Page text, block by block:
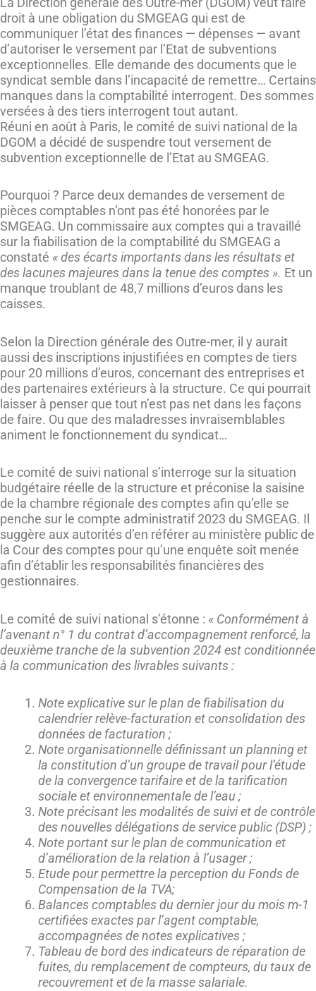
droit à une obligation du SMGEAG qui est de
communiquer l’état des finances — dépenses — avant
d’autoriser le versement par l’Etat de subventions
exceptionnelles. Elle demande des documents que le
syndicat semble dans l’incapacité de remettre… Certains
manques dans la comptabilité interrogent. Des sommes
versées à des tiers interrogent tout autant.
Réuni en août à Paris, le comité de suivi national de la
DGOM a décidé de suspendre tout versement de
subvention exceptionnelle de l’Etat au SMGEAG.
Pourquoi ? Parce deux demandes de versement de
pièces comptables n’ont pas été honorées par le
SMGEAG. Un commissaire aux comptes qui a travaillé
sur la fiabilisation de la comptabilité du SMGEAG a
constaté « des écarts importants dans les résultats et
des lacunes majeures dans la tenue des comptes ». Et un
manque troublant de 48,7 millions d’euros dans les
caisses.
Selon la Direction générale des Outre-mer, il y aurait
aussi des inscriptions injustifiées en comptes de tiers
pour 20 millions d’euros, concernant des entreprises et
des partenaires extérieurs à la structure. Ce qui pourrait
laisser à penser que tout n’est pas net dans les façons
de faire. Ou que des maladresses invraisemblables
animent le fonctionnement du syndicat…
Le comité de suivi national s’interroge sur la situation
budgétaire réelle de la structure et préconise la saisine
de la chambre régionale des comptes afin qu’elle se
penche sur le compte administratif 2023 du SMGEAG. Il
suggère aux autorités d’en référer au ministère public de
la Cour des comptes pour qu’une enquête soit menée
afin d’établir les responsabilités financières des
gestionnaires.
Le comité de suivi national s’étonne : « Conformément à
l’avenant n° 1 du contrat d’accompagnement renforcé, la
deuxième tranche de la subvention 2024 est conditionnée
à la communication des livrables suivants :
Note explicative sur le plan de fiabilisation du
calendrier relève-facturation et consolidation des
données de facturation ;
Note organisationnelle définissant un planning et
la constitution d’un groupe de travail pour l’étude
de la convergence tarifaire et de la tarification
sociale et environnementale de l’eau ;
Note précisant les modalités de suivi et de contrôle
des nouvelles délégations de service public (DSP) ;
Note portant sur le plan de communication et
d’amélioration de la relation à l’usager ;
Etude pour permettre la perception du Fonds de
Compensation de la TVA;
Balances comptables du dernier jour du mois m-1
certifiées exactes par l’agent comptable,
accompagnées de notes explicatives ;
Tableau de bord des indicateurs de réparation de
fuites, du remplacement de compteurs, du taux de
recouvrement et de la masse salariale.